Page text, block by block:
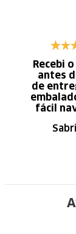
Recebi
antes
de
fácil